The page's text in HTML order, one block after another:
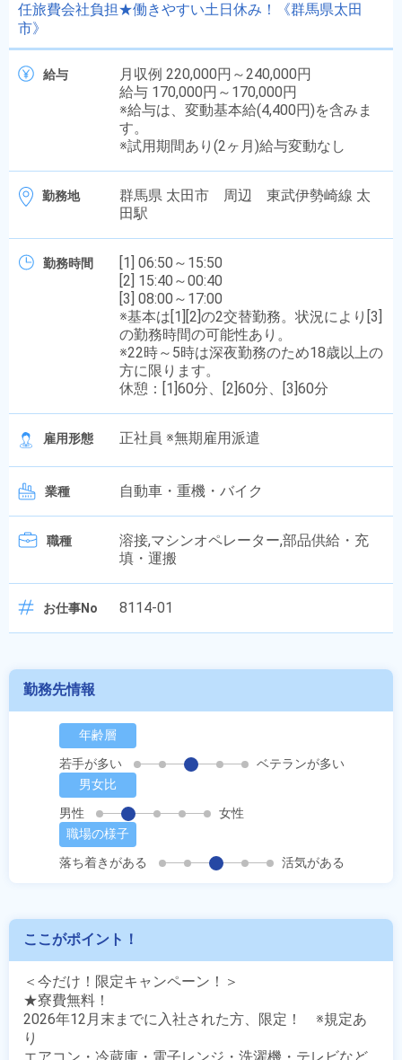
任旅費会社負担★働きやすい土日休み！《群馬県太田
市》
給与
月収例 220,000円～240,000円
給与 170,000円～170,000円
※給与は、変動基本給(4,400円)を含みま
す。
※試用期間あり(2ヶ月)給与変動なし
勤務地
群馬県 太田市 周辺 東武伊勢崎線 太
田駅
勤務時間
[1] 06:50～15:50
[2] 15:40～00:40
[3] 08:00～17:00
※基本は[1][2]の2交替勤務。状況により[3]
の勤務時間の可能性あり。
※22時～5時は深夜勤務のため18歳以上の
方に限ります。
休憩：[1]60分、[2]60分、[3]60分
雇用形態 正社員 ※無期雇用派遣
業種 自動車・重機・バイク
職種
溶接,マシンオペレーター,部品供給・充
填・運搬
お仕事No 8114-01
勤務先情報
年齢層
若手が多い
ベテランが多い
男女比
男性
女性
職場の様子
落ち着きがある
活気がある
ここがポイント！
＜今だけ！限定キャンペーン！＞
★寮費無料！
2026年12月末までに入社された方、限定！　※規定あ
り